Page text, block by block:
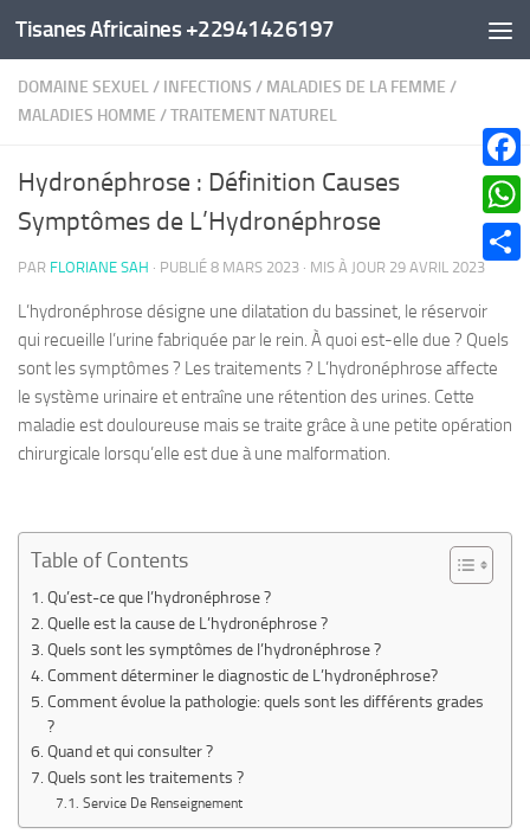
Au dessous du contenu
Tisanes Africaines +22941426197
DOMAINE SEXUEL/ INFECTIONS / MALADIES DE LA FEMME /
MALADIES HOMME /TRAITEMENT NATUREL
Hydronéphrose : Définition Causes
Symptômes de L’Hydronéphrose
PAR FLORIANE SAH · PUBLIÉ 8 MARS 2023 · MIS À JOUR 29 AVRIL 2023
L’hydronéphrose désigne une dilatation du bassinet, le réservoir
qui recueille l’urine fabriquée par le rein. À quoi est-elle due ? Quels
sont les symptômes ? Les traitements ? L’hydronéphrose affecte
le système urinaire et entraîne une rétention des urines. Cette
maladie est douloureuse mais se traite grâce à une petite opération
chirurgicale lorsqu’elle est due à une malformation.
Table of Contents
Qu’est-ce que l’hydronéphrose ?
Quelle est la cause de L’hydronéphrose ?
Quels sont les symptômes de l’hydronéphrose ?
Comment déterminer le diagnostic de L’hydronéphrose?
Comment évolue la pathologie: quels sont les différents grades
?
Quand et qui consulter ?
Quels sont les traitements ?
Service De Renseignement